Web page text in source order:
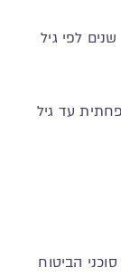
- פרמיה משתנה בכל 5 שנים לפי גיל
עד גיל
הביטוח